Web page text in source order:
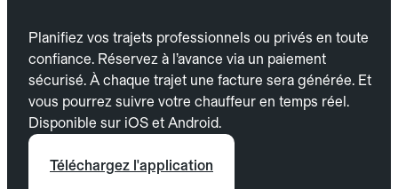
Planifiez vos trajets professionnels ou privés en toute
confiance. Réservez à l’avance via un paiement
sécurisé. À chaque trajet une facture sera générée. Et
vous pourrez suivre votre chauffeur en temps réel.
Disponible sur iOS et Android.
Téléchargez l'application